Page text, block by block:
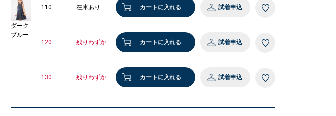
ダーク
ブルー
110 在庫あり カートに入れる 試着申込
120 残りわずか カートに入れる 試着申込
130 残りわずか カートに入れる 試着申込